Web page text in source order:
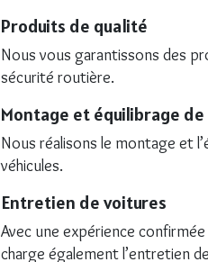
Produits de qualité
Nous vous garantissons des
sécurité routière.
Montage et équilibrage de
Nous réalisons le montage et
véhicules.
Entretien de voitures
Avec une expérience
charge également l’entretien